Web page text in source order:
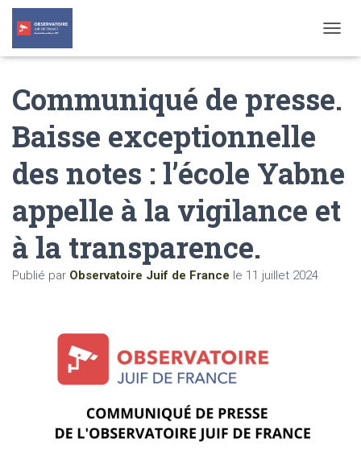
O
L
I
A
T
Communiqué de presse.
Baisse exceptionnelle
des notes : l’école Yabne
appelle à la vigilance et
à la transparence.
Publié par Observatoire Juif de France le 11 juillet 2024